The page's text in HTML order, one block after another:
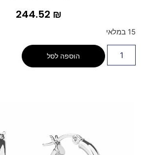
244.52 ₪
15 במלאי
הוספה לסל